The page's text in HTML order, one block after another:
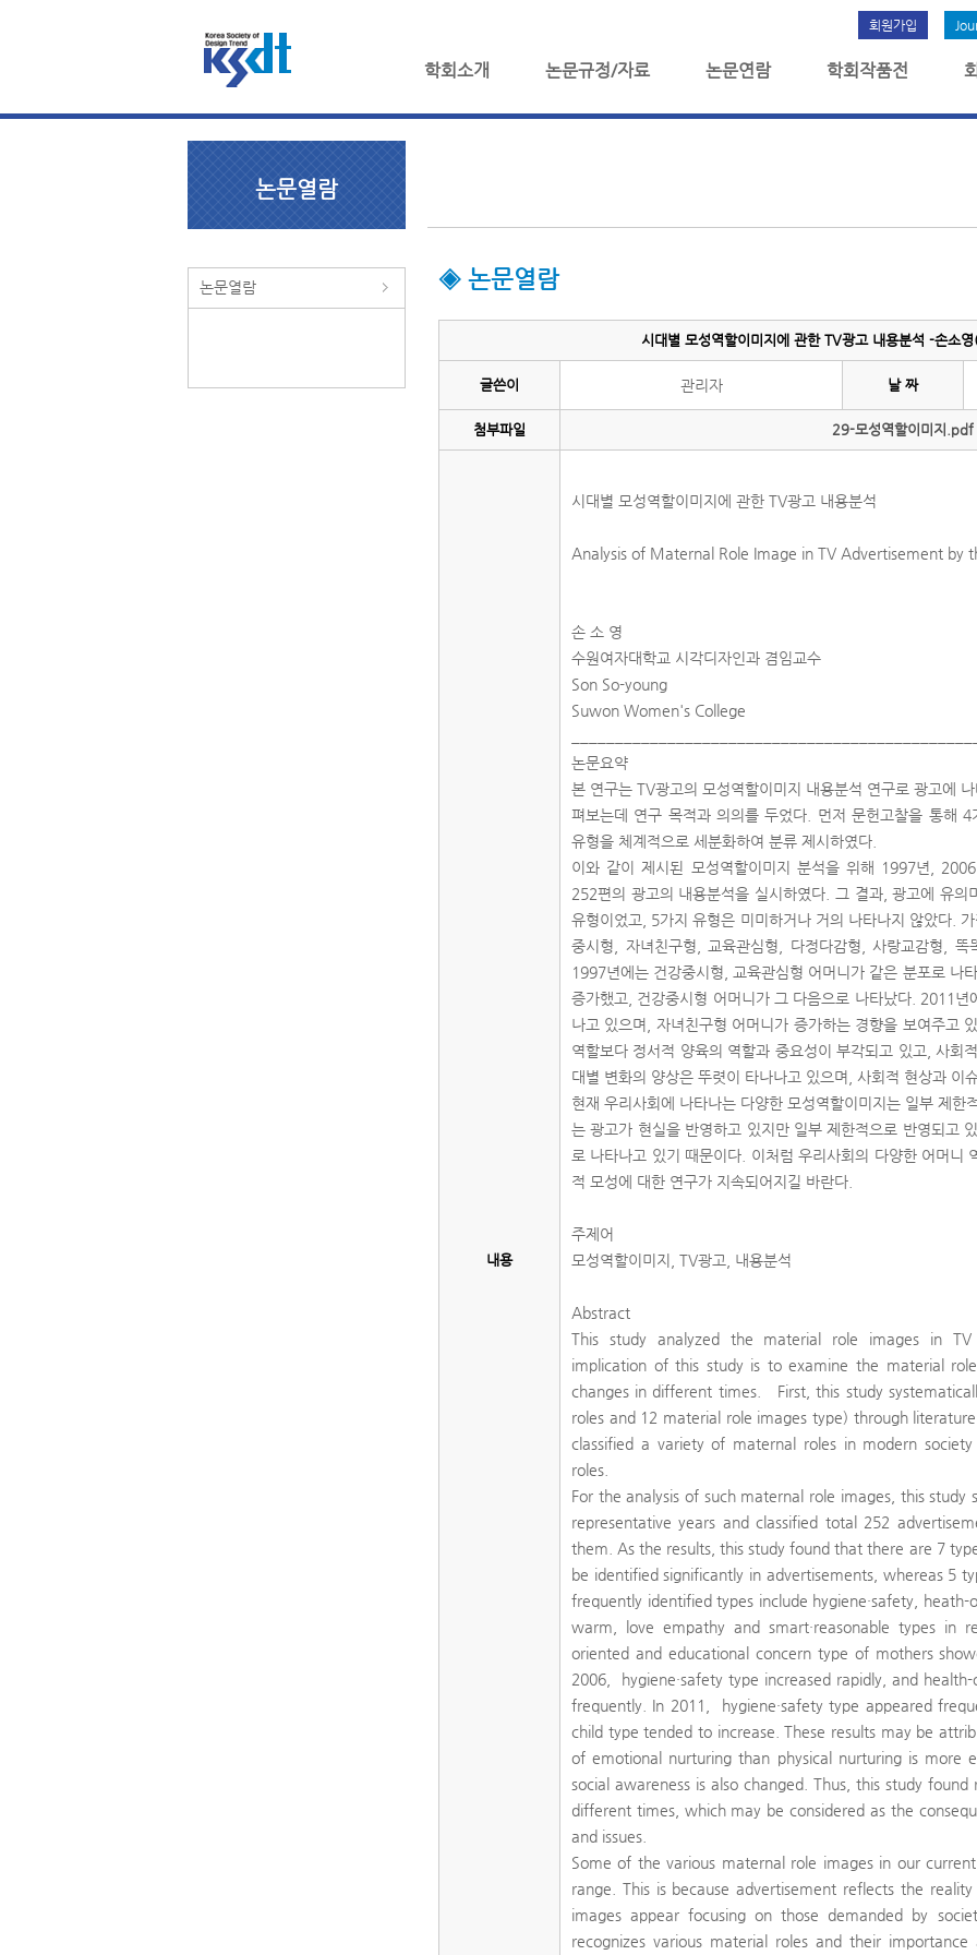
회원가입
학회소개 논문규정/자료 논문연람 학회작품전
논문열람
논문열람 ◈ 논문열람
시대별 모성역할이미지에 관한 TV광고 내용분석 -손소
글쓴이 관리자 날 짜
첨부파일 29-모성역할이미지.pdf
내용
시대별 모성역할이미지에 관한 TV광고 내용분석
Analysis of Maternal Role Image in TV Advertisement by
손 소 영
수원여자대학교 시각디자인과 겸임교수
Son So-young
Suwon Women's College
논문요약
본 연구는 TV광고의 모성역할이미지 내용분석 연구로 광고에
펴보는데 연구 목적과 의의를 두었다. 먼저 문헌고찰을 통해
유형을 체계적으로 세분화하여 분류 제시하였다.
이와 같이 제시된 모성역할이미지 분석을 위해 1997년,
252편의 광고의 내용분석을 실시하였다. 그 결과, 광고에 유의
유형이었고, 5가지 유형은 미미하거나 거의 나타나지 않았다.
중시형, 자녀친구형, 교육관심형, 다정다감형, 사랑교감형, 똑
1997년에는 건강중시형, 교육관심형 어머니가 같은 분포로 나
증가했고, 건강중시형 어머니가 그 다음으로 나타났다. 2011년
나고 있으며, 자녀친구형 어머니가 증가하는 경향을 보여주고
역할보다 정서적 양육의 역할과 중요성이 부각되고 있고, 사회
대별 변화의 양상은 뚜렷이 타나나고 있으며, 사회적 현상과 이
현재 우리사회에 나타나는 다양한 모성역할이미지는 일부 제한
는 광고가 현실을 반영하고 있지만 일부 제한적으로 반영되고
로 나타나고 있기 때문이다. 이처럼 우리사회의 다양한 어머니
적 모성에 대한 연구가 지속되어지길 바란다.
주제어
모성역할이미지, TV광고, 내용분석
Abstract
This study analyzed the material role images in TV
implication of this study is to examine the material
changes in different times. First, this study
roles and 12 material role images type) through
classified a variety of maternal roles in modern
roles.
For the analysis of such maternal role images, this
representative years and classified total 252
them. As the results, this study found that there are 7
be identified significantly in advertisements, whereas 5
frequently identified types include hygiene·safety,
warm, love empathy and smart·reasonable types in
oriented and educational concern type of mothers
2006, hygiene·safety type increased rapidly, and
frequently. In 2011, hygiene·safety type appeared
child type tended to increase. These results may be
of emotional nurturing than physical nurturing is more
social awareness is also changed. Thus, this study
different times, which may be considered as the
and issues.
Some of the various maternal role images in our
range. This is because advertisement reflects the
images appear focusing on those demanded by
recognizes various material roles and their